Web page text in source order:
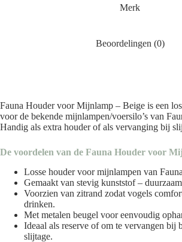
Merk
Beoordelingen (0)
Fauna Houder voor Mijnlamp – Beige is een
voor de bekende mijnlampen/voersilo’s van
Handig als extra houder of als vervanging bij
De voordelen van de Fauna Houder voor
Losse houder voor mijnlampen van
Gemaakt van stevig kunststof –
Voorzien van zitrand zodat vogels
drinken.
Met metalen beugel voor eenvoudig
Ideaal als reserve of om te vervangen bij
slijtage.